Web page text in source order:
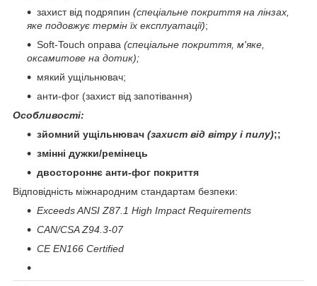
захист від подряпин (спеціальне покриття на лінзах,
яке подовжує термін їх експлуатації);
Soft-Touch оправа (спеціальне покриття, м'яке,
оксамитове на дотик);
мякий ущільнювач;
анти-фог (захист від запотівання)
Особливості:
зйомний ущільнювач (захист від вітру і пилу);;
змінні дужки/ремінець
двостороннє анти-фог покриття
Відповідність міжнародним стандартам безпеки:
Exceeds ANSI Z87.1 High Impact Requirements
CAN/CSA Z94.3-07
CE EN166 Certified